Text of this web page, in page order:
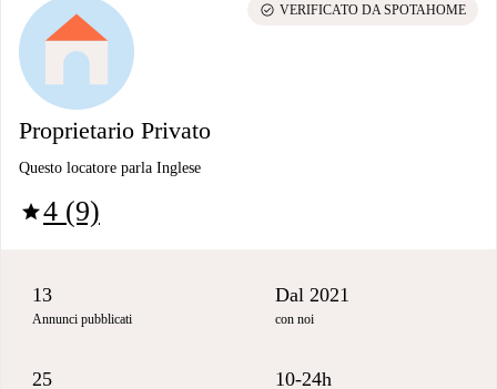
Proprietario Privato
Questo locatore parla Inglese
star4 (9)
check_circle VERIFICATO DA SPOTAHOME
13
Annunci pubblicati
Dal 2021
con noi
25 10-24h